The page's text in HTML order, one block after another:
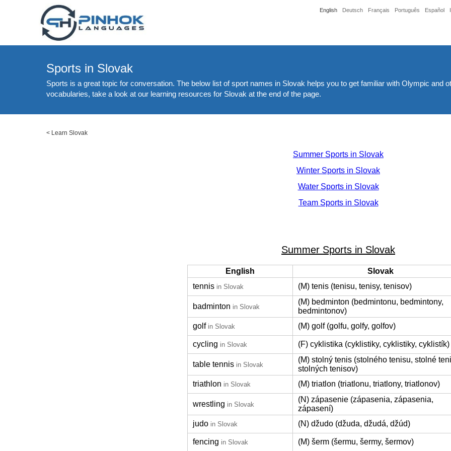
English Deutsch Français Português Español
Sports in Slovak
Sports is a great topic for conversation. The below list of sport names in Slovak helps you to get familiar with Olympic and
vocabularies, take a look at our learning resources for Slovak at the end of the page.
< Learn Slovak
Summer Sports in Slovak
Winter Sports in Slovak
Water Sports in Slovak
Team Sports in Slovak
Summer Sports in Slovak
English
Slovak
tennis in Slovak (M) tenis (tenisu, tenisy, tenisov)
badminton in Slovak
(M) bedminton (bedmintonu, bedmintony,
bedmintonov)
golf in Slovak (M) golf (golfu, golfy, golfov)
cycling in Slovak (F) cyklistika (cyklistiky, cyklistiky, cyklistík)
table tennis in Slovak
(M) stolný tenis (stolného tenisu, stolné
stolných tenisov)
triathlon in Slovak (M) triatlon (triatlonu, triatlony, triatlonov)
wrestling in Slovak
(N) zápasenie (zápasenia, zápasenia,
zápasení)
judo in Slovak (N) džudo (džuda, džudá, džúd)
fencing in Slovak (M) šerm (šermu, šermy, šermov)